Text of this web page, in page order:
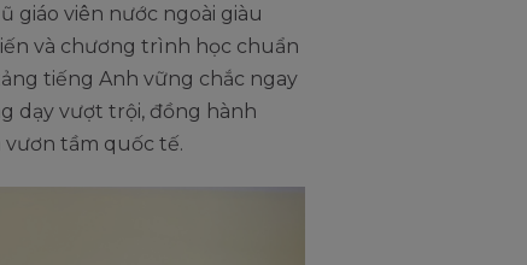
giáo viên nước ngoài giàu
và chương trình học chuẩn
tiếng Anh vững chắc ngay
dạy vượt trội, đồng hành
tầm quốc tế.